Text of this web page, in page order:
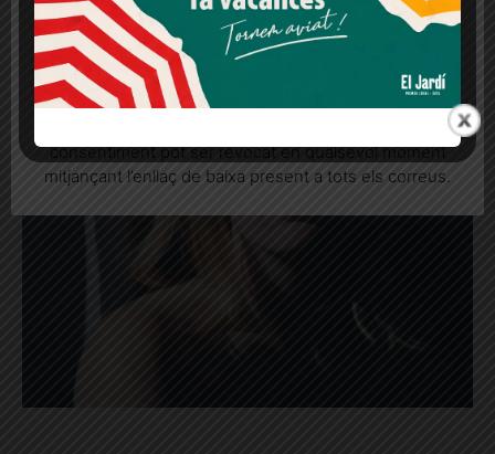
Més informació Acceptar Rebutjar tot
Quan l’usuari crea un compte al Diari el Jardí, dona el
seu consentiment explícit per rebre comunicacions
consentiment pot ser revocat en qualsevol moment
mitjançant l’enllaç de baixa present a tots els correus.